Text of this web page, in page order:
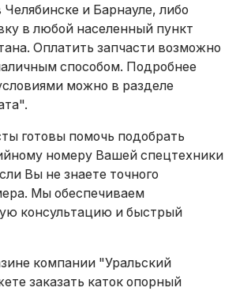
и Барнауле, либо
в любой населенный пункт
Оплатить запчасти возможно
способом. Подробнее
можно в разделе
.
готовы помочь подобрать
номеру Вашей спецтехники
Вы не знаете точного
Мы обеспечиваем
консультацию и быстрый
компании "Уральский
заказать каток опорный